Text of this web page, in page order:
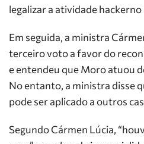
legalizar a atividade hackerno
Em seguida, a ministra
terceiro voto a favor do
e entendeu que Moro atuou
No entanto, a ministra disse
pode ser aplicado a outros
Segundo Cármen Lúcia,